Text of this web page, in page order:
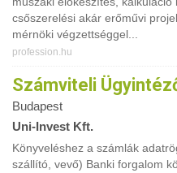
csőszerelési akár erőművi
mérnöki végzettséggel...
profession.hu
Számviteli
Budapest
Uni-Invest Kft.
Könyveléshez a számlák
szállító, vevő) Banki forgalom